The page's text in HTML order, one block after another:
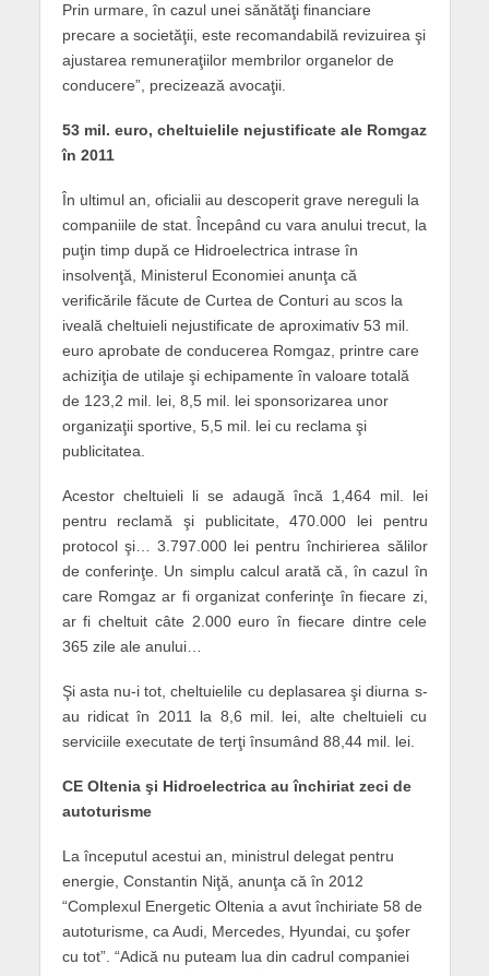
Prin urmare, în cazul unei sănătăţi financiare
precare a societăţii, este recomandabilă revizuirea şi
ajustarea remuneraţiilor membrilor organelor de
conducere”, precizează avocaţii.
53 mil. euro, cheltuielile nejustificate ale Romgaz
în 2011
În ultimul an, oficialii au descoperit grave nereguli la
companiile de stat. Începând cu vara anului trecut, la
puţin timp după ce Hidroelectrica intrase în
insolvenţă, Ministerul Economiei anunţa că
verificările făcute de Curtea de Conturi au scos la
iveală cheltuieli nejustificate de aproximativ 53 mil.
euro aprobate de conducerea Romgaz, printre care
achiziţia de utilaje şi echipamente în valoare totală
de 123,2 mil. lei, 8,5 mil. lei sponsorizarea unor
organizaţii sportive, 5,5 mil. lei cu reclama şi
publicitatea.
Acestor cheltuieli li se adaugă încă 1,464 mil. lei
pentru reclamă şi publicitate, 470.000 lei pentru
protocol şi… 3.797.000 lei pentru închirierea sălilor
de conferinţe. Un simplu calcul arată că, în cazul în
care Romgaz ar fi organizat conferinţe în fiecare zi,
ar fi cheltuit câte 2.000 euro în fiecare dintre cele
365 zile ale anului…
Şi asta nu-i tot, cheltuielile cu deplasarea şi diurna s-
au ridicat în 2011 la 8,6 mil. lei, alte cheltuieli cu
serviciile executate de terţi însumând 88,44 mil. lei.
CE Oltenia şi Hidroelectrica au închiriat zeci de
autoturisme
La începutul acestui an, ministrul delegat pentru
energie, Constantin Niţă, anunţa că în 2012
“Complexul Energetic Oltenia a avut închiriate 58 de
autoturisme, ca Audi, Mercedes, Hyundai, cu şofer
cu tot”. “Adică nu puteam lua din cadrul companiei